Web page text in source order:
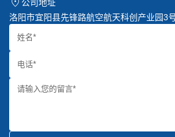
公司地址
洛阳市宜阳县先锋路航空航天科创产业园3